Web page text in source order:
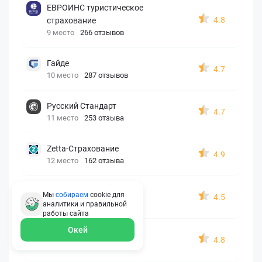
ЕВРОИНС туристическое
страхование
9 место 266 отзывов
4.8
Гайде
10 место 287 отзывов
4.7
Русский Стандарт
11 место 253 отзыва
4.7
Zetta-Страхование
12 место 162 отзыва
4.9
СберСтрахование
13 место 326 отзывов
4.5
Евроинс
4.8
Мы собираем cookie для
аналитики и правильной
работы сайта
Окей